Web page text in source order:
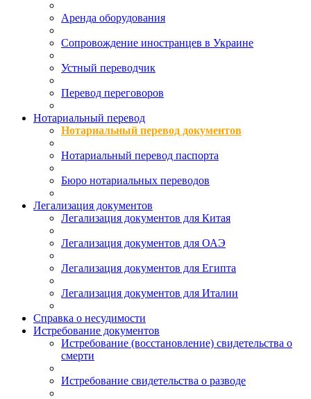
Аренда оборудования
Сопровождение иностранцев в Украине
Устный переводчик
Перевод переговоров
Нотариальный перевод
Нотариальный перевод документов
Нотариальный перевод паспорта
Бюро нотариальных переводов
Легализация документов
Легализация документов для Китая
Легализация документов для ОАЭ
Легализация документов для Египта
Легализация документов для Италии
Справка о несудимости
Истребование документов
Истребование (восстановление) свидетельства о
смерти
Истребование свидетельства о разводе